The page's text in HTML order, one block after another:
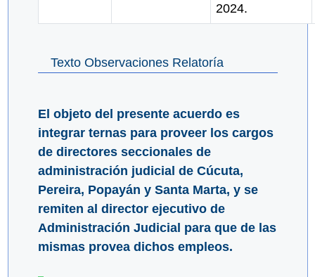
2024.
Texto Observaciones Relatoría
El objeto del presente acuerdo es
integrar ternas para proveer los cargos
de directores seccionales de
administración judicial de Cúcuta,
Pereira, Popayán y Santa Marta, y se
remiten al director ejecutivo de
Administración Judicial para que de las
mismas provea dichos empleos.